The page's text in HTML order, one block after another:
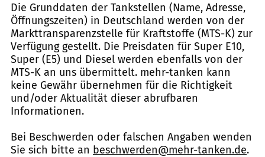
Die Grunddaten der Tankstellen (Name, Adresse,
Öffnungszeiten) in Deutschland werden von der
Markttransparenzstelle für Kraftstoffe (MTS-K) zur
Verfügung gestellt. Die Preisdaten für Super E10,
Super (E5) und Diesel werden ebenfalls von der
MTS-K an uns übermittelt. mehr-tanken kann
keine Gewähr übernehmen für die Richtigkeit
und/oder Aktualität dieser abrufbaren
Informationen.
Bei Beschwerden oder falschen Angaben wenden
Sie sich bitte an beschwerden@mehr-tanken.de.